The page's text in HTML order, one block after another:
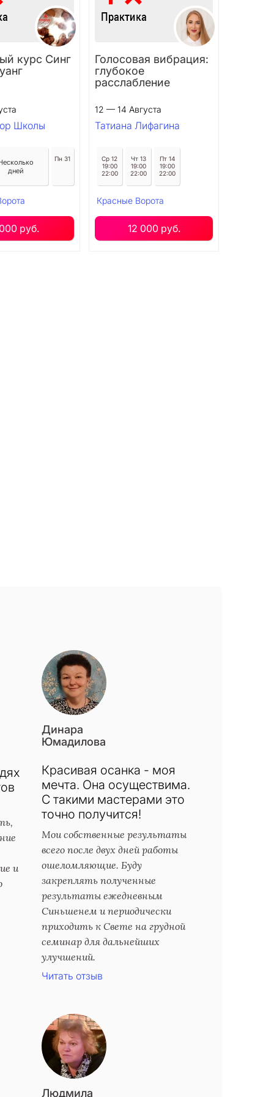
курс Синг
Школы
дней
Пн 31
руб.
Голосовая вибрация:
глубокое
расслабление
12 — 14 Августа
Татиана Лифагина
Ср 12
19:00
22:00
Чт 13
19:00
22:00
Пт 14
19:00
22:00
Красные Ворота
12 000 руб.
и
Динара
Юмадилова
Красивая осанка - моя
мечта. Она осуществима.
С такими мастерами это
точно получится!
Мои собственные результаты
всего после двух дней работы
ошеломляющие. Буду
закреплять полученные
результаты ежедневным
Синьшенем и периодически
приходить к Свете на грудной
семинар для дальнейших
улучшений.
Читать отзыв
Людмила